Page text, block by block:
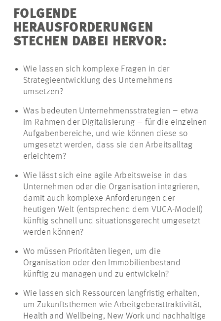
FOLGENDE
HERAUSFORDERUNGEN
STECHEN DABEI HERVOR:
Wie lassen sich komplexe Fragen in der
Strategieentwicklung des Unternehmens
umsetzen?
Was bedeuten Unternehmensstrategien – etwa
im Rahmen der Digitalisierung – für die einzelnen
Aufgabenbereiche, und wie können diese so
umgesetzt werden, dass sie den Arbeitsalltag
erleichtern?
Wie lässt sich eine agile Arbeitsweise in das
Unternehmen oder die Organisation integrieren,
damit auch komplexe Anforderungen der
heutigen Welt (entsprechend dem VUCA-Modell)
künftig schnell und situationsgerecht umgesetzt
werden können?
Wo müssen Prioritäten liegen, um die
Organisation oder den Immobilienbestand
künftig zu managen und zu entwickeln?
Wie lassen sich Ressourcen langfristig erhalten,
um Zukunftsthemen wie Arbeitgeberattraktivität,
Health and Wellbeing, New Work und nachhaltige